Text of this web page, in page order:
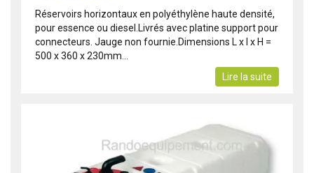
Réservoirs horizontaux en polyéthylène haute densité,
pour essence ou diesel.Livrés avec platine support pour
connecteurs. Jauge non fournie.Dimensions L x l x H =
500 x 360 x 230mm...
Lire la suite